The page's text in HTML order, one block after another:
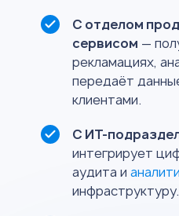
С отделом
сервисом —
рекламациях,
передаёт
клиентами.
С ИТ-
интегрирует
аудита и
инфраструктуру.